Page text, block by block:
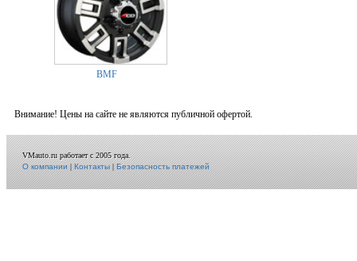
BMF
Внимание! Цены на сайте не являются публичной офертой.
VMauto.ru работает с 2005 года.
О компании|Контакты|Безопасность платежей